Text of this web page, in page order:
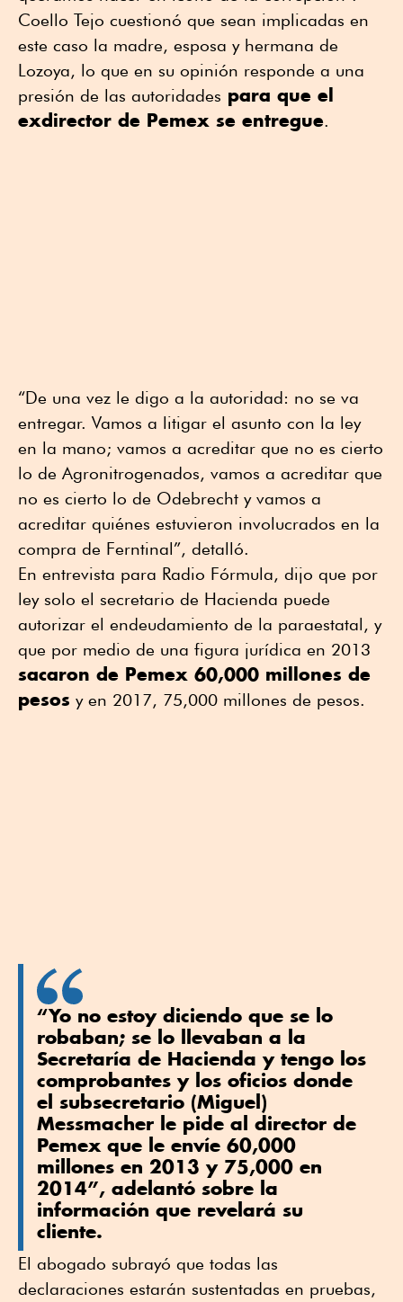
Coello Tejo cuestionó que sean implicadas en
este caso la madre, esposa y hermana de
Lozoya, lo que en su opinión responde a una
presión de las autoridades para que el
exdirector de Pemex se entregue.
“De una vez le digo a la autoridad: no se va
entregar. Vamos a litigar el asunto con la ley
en la mano; vamos a acreditar que no es cierto
lo de Agronitrogenados, vamos a acreditar que
no es cierto lo de Odebrecht y vamos a
acreditar quiénes estuvieron involucrados en la
compra de Ferntinal”, detalló.
En entrevista para Radio Fórmula, dijo que por
ley solo el secretario de Hacienda puede
autorizar el endeudamiento de la paraestatal, y
que por medio de una figura jurídica en 2013
sacaron de Pemex 60,000 millones de
pesos y en 2017, 75,000 millones de pesos.
“Yo no estoy diciendo que se lo
robaban; se lo llevaban a la
Secretaría de Hacienda y tengo los
comprobantes y los oficios donde
el subsecretario (Miguel)
Messmacher le pide al director de
Pemex que le envíe 60,000
millones en 2013 y 75,000 en
2014”, adelantó sobre la
información que revelará su
cliente.
El abogado subrayó que todas las
declaraciones estarán sustentadas en pruebas,